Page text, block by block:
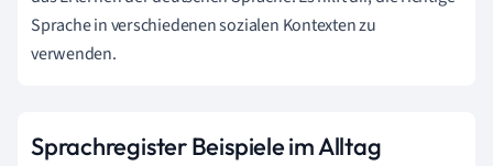
Sprache in verschiedenen sozialen Kontexten zu
verwenden.
Sprachregister Beispiele im Alltag